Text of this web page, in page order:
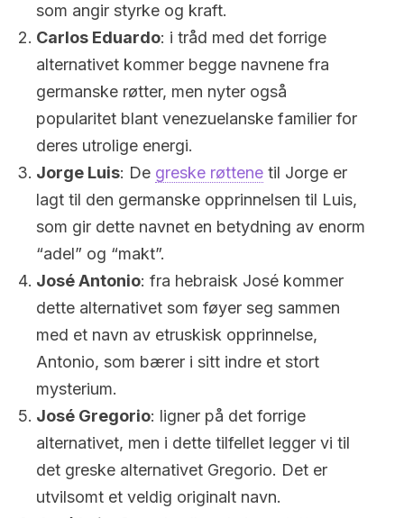
som angir styrke og kraft.
Carlos Eduardo: i tråd med det forrige
alternativet kommer begge navnene fra
germanske røtter, men nyter også
popularitet blant venezuelanske familier for
deres utrolige energi.
Jorge Luis: De greske røttene til Jorge er
lagt til den germanske opprinnelsen til Luis,
som gir dette navnet en betydning av enorm
“adel” og “makt”.
José Antonio: fra hebraisk José kommer
dette alternativet som føyer seg sammen
med et navn av etruskisk opprinnelse,
Antonio, som bærer i sitt indre et stort
mysterium.
José Gregorio: ligner på det forrige
alternativet, men i dette tilfellet legger vi til
det greske alternativet Gregorio. Det er
utvilsomt et veldig originalt navn.